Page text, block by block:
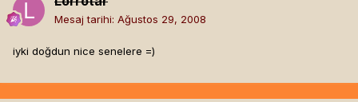
Mesaj tarihi: Ağustos 29, 2008
iyki doğdun nice senelere =)